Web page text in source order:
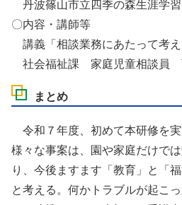
丹波篠山市立四季の森生涯学
〇内容・講師等
講義「相談業務にあたって考え
社会福祉課 家庭児童相談員
まとめ
令和７年度、初めて本研修を
様々な事案は、園や家庭だけで
り、今後ますます「教育」と「
と考える。何かトラブルが起こ